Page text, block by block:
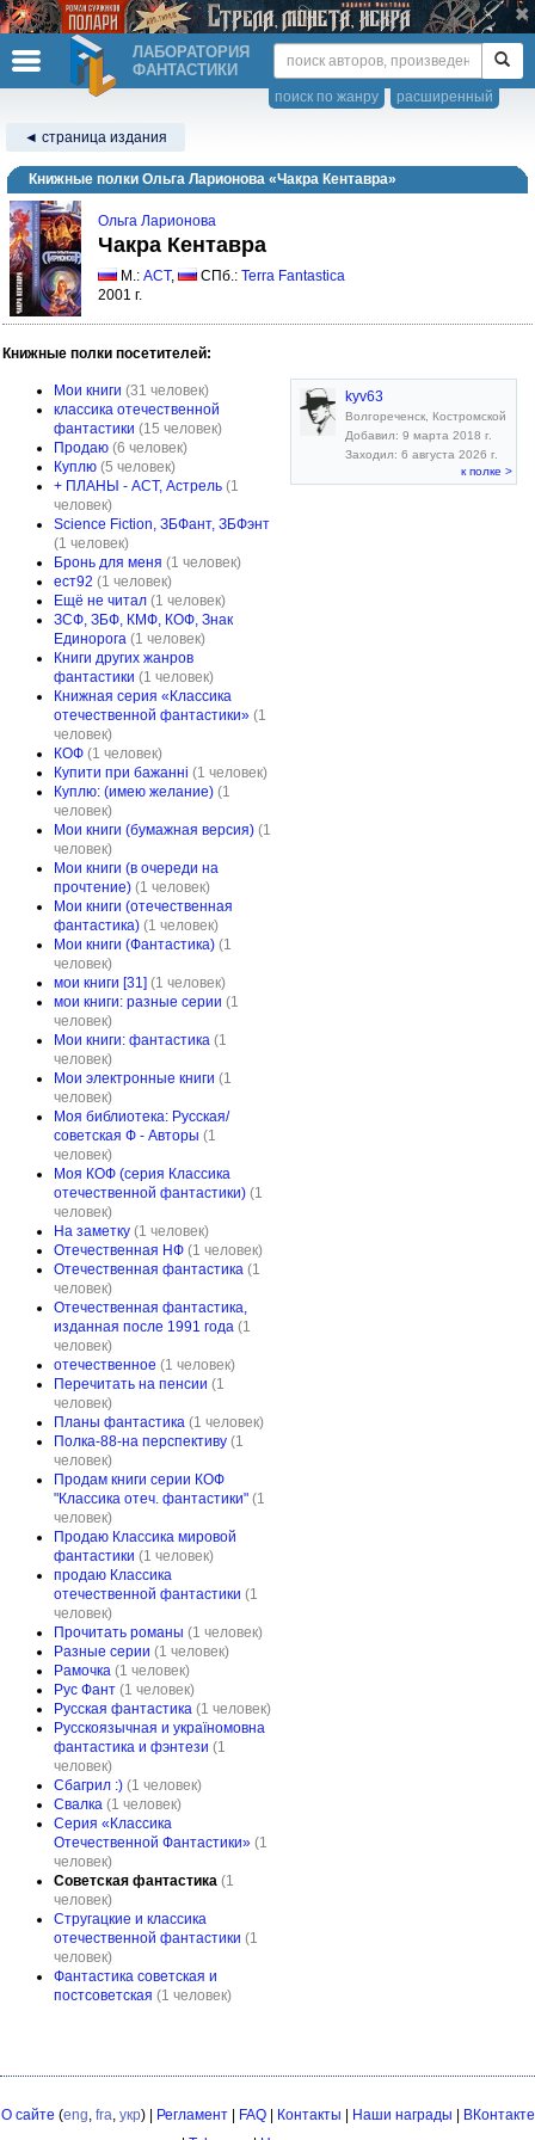
ЛАБОРАТОРИЯ
ФАНТАСТИКИ
расширенный
поиск по жанру
◄ страница издания
Книжные полки Ольга Ларионова «Чакра Кентавра»
Ольга Ларионова
Чакра Кентавра
М.: АСТ, СПб.: Terra Fantastica
2001 г.
Книжные полки посетителей:
Мои книги (31 человек)
классика отечественной
фантастики (15 человек)
Продаю (6 человек)
Куплю (5 человек)
+ ПЛАНЫ - АСТ, Астрель (1
человек)
Science Fiction, ЗБФант, ЗБФэнт
(1 человек)
Бронь для меня (1 человек)
ест92 (1 человек)
Ещё не читал (1 человек)
ЗСФ, ЗБФ, КМФ, КОФ, Знак
Единорога (1 человек)
Книги других жанров
фантастики (1 человек)
Книжная серия «Классика
отечественной фантастики» (1
человек)
КОФ (1 человек)
Купити при бажанні (1 человек)
Куплю: (имею желание) (1
человек)
Мои книги (бумажная версия) (1
человек)
Мои книги (в очереди на
прочтение) (1 человек)
Мои книги (отечественная
фантастика) (1 человек)
Мои книги (Фантастика) (1
человек)
мои книги [31] (1 человек)
мои книги: разные серии (1
человек)
Мои книги: фантастика (1
человек)
Мои электронные книги (1
человек)
Моя библиотека: Русская/
советская Ф - Авторы (1
человек)
Моя КОФ (серия Классика
отечественной фантастики) (1
человек)
На заметку (1 человек)
Отечественная НФ (1 человек)
Отечественная фантастика (1
человек)
Отечественная фантастика,
изданная после 1991 года (1
человек)
отечественное (1 человек)
Перечитать на пенсии (1
человек)
Планы фантастика (1 человек)
Полка-88-на перспективу (1
человек)
Продам книги серии КОФ
"Классика отеч. фантастики" (1
человек)
Продаю Классика мировой
фантастики (1 человек)
продаю Классика
отечественной фантастики (1
человек)
Прочитать романы (1 человек)
Разные серии (1 человек)
Рамочка (1 человек)
Рус Фант (1 человек)
Русская фантастика (1 человек)
Русскоязычная и україномовна
фантастика и фэнтези (1
человек)
Сбагрил :) (1 человек)
Свалка (1 человек)
Серия «Классика
Отечественной Фантастики» (1
человек)
Советская фантастика (1
человек)
Стругацкие и классика
отечественной фантастики (1
человек)
Фантастика советская и
постсоветская (1 человек)
kyv63
Волгореченск, Костромской
Добавил: 9 марта 2018 г.
Заходил: 6 августа 2026 г.
к полке >
О сайте (eng, fra, укр) | Регламент| FAQ| Контакты Наши награды
ВКонтакте